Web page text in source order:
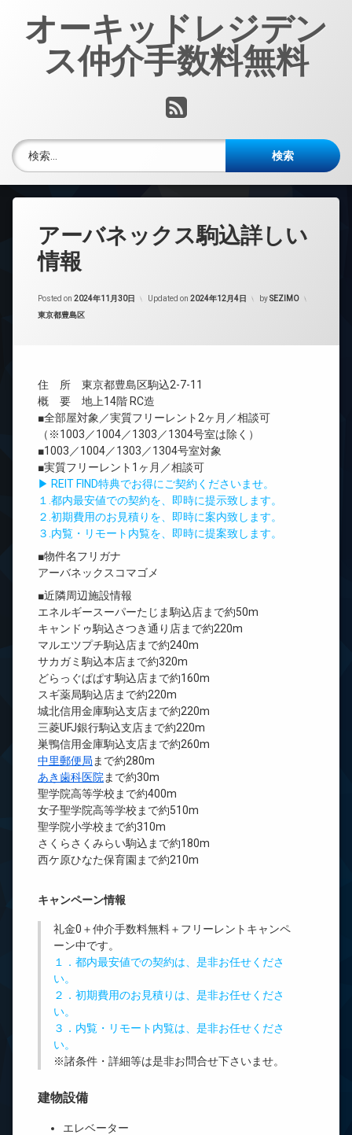
オーキッドレジデン
ス仲介手数料無料
RSS
検索:
アーバネックス駒込詳しい
情報
Posted on 2024年11月30日 Updated on 2024年12月4日 bySEZIMO
カテゴリー:
東京都豊島区
住 所 東京都豊島区駒込2-7-11
概 要 地上14階 RC造
■全部屋対象／実質フリーレント2ヶ月／相談可
（※1003／1004／1303／1304号室は除く）
■1003／1004／1303／1304号室対象
■実質フリーレント1ヶ月／相談可
▶ REIT FIND特典でお得にご契約くださいませ。
１.都内最安値での契約を、即時に提示致します。
２.初期費用のお見積りを、即時に案内致します。
３.内覧・リモート内覧を、即時に提案致します。
■物件名フリガナ
アーバネックスコマゴメ
■近隣周辺施設情報
エネルギースーパーたじま駒込店まで約50m
キャンドゥ駒込さつき通り店まで約220m
マルエツプチ駒込店まで約240m
サカガミ駒込本店まで約320m
どらっぐぱぱす駒込店まで約160m
スギ薬局駒込店まで約220m
城北信用金庫駒込支店まで約220m
三菱UFJ銀行駒込支店まで約220m
巣鴨信用金庫駒込支店まで約260m
中里郵便局 まで約280m
あき歯科医院 まで約30m
聖学院高等学校まで約400m
女子聖学院高等学校まで約510m
聖学院小学校まで約310m
さくらさくみらい駒込まで約180m
西ケ原ひなた保育園まで約210m
キャンペーン情報
礼金0 ＋仲介手数料無料＋ フリーレント キャンペ
ーン中です。
１．都内最安値での契約は、是非お任せくださ
い。
２．初期費用のお見積りは、是非お任せくださ
い。
３．内覧・リモート内覧は、是非お任せくださ
い。
※諸条件・詳細等は是非お問合せ下さいませ。
建物設備
エレベーター